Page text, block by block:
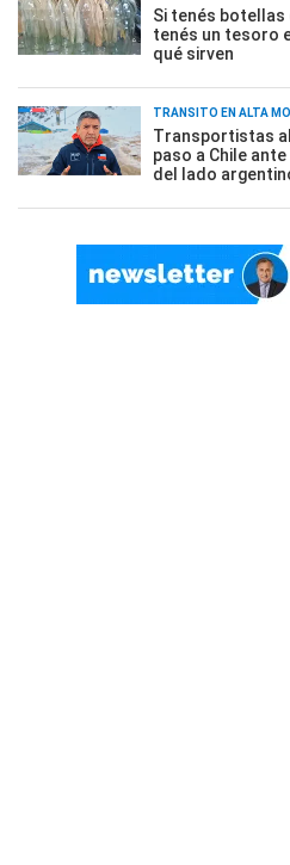
Si tenés botellas
tenés un tesoro
qué sirven
TRÁNSITO EN ALTA
Transportistas
paso a Chile
del lado